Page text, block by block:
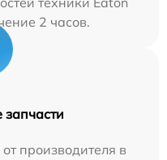
2 часов.
производителя в